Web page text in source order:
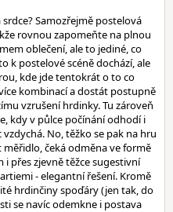
Samozřejmě postelová
rovnou zapomeňte na plnou
oblečení, ale to jediné, co
k postelové scéně dochází, ale
kde jde tentokrát o to co
kombinací a dostát postupně
vzrušení hrdinky. Tu zároveň
kdy v půlce počínání odhodí i
No, těžko se pak na hru
čeká odměna ve formě
přes zjevně těžce sugestivní
- elegantní řešení. Kromě
hrdinčiny spoďáry (jen tak, do
se navíc odemkne i postava